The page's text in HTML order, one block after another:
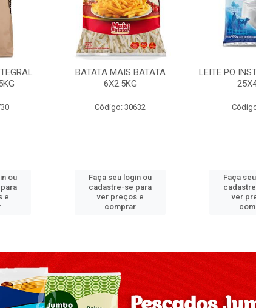
ou
e
BATATA MAIS BATATA
6X2.5KG
Código: 30632
Faça seu login ou
cadastre-se para
ver preços e
comprar
LEITE PO
Faça
ver